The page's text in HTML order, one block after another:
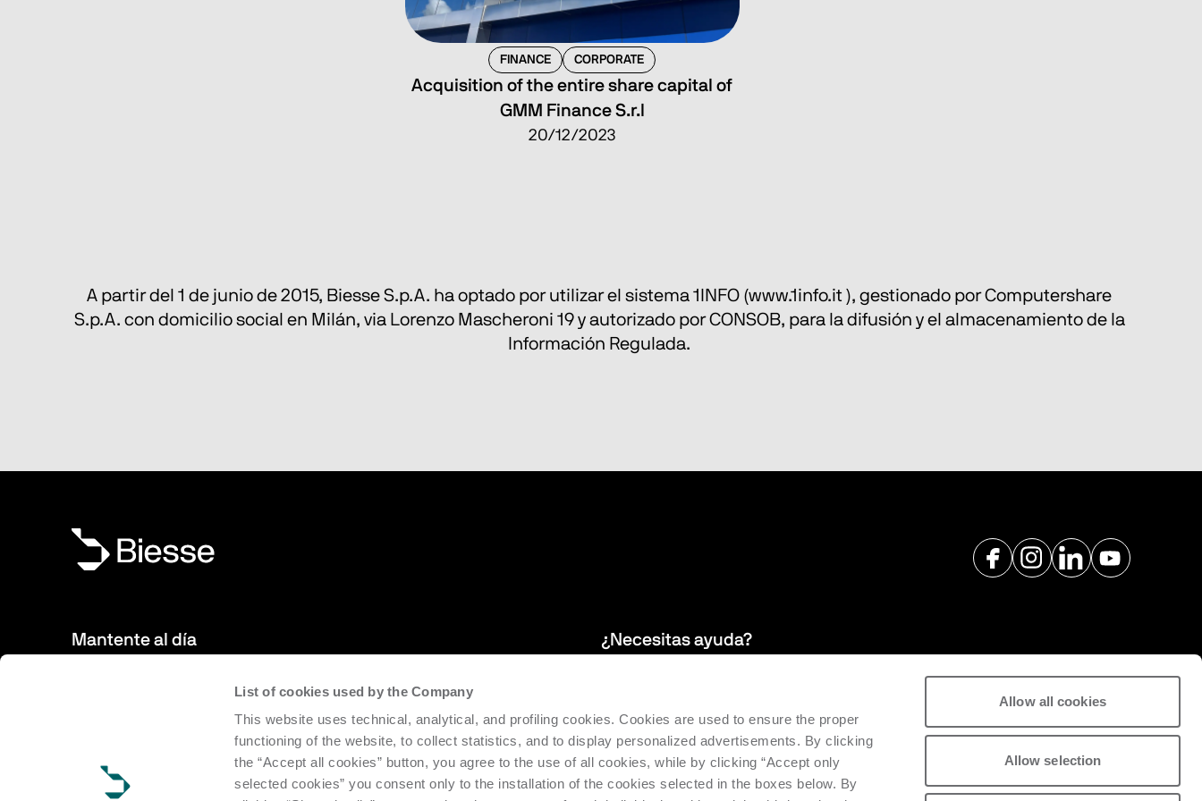
List of cookies used by the Company
This website uses technical, analytical, and profiling cookies. Cookies are used to ensure the proper
functioning of the website, to collect statistics, and to display personalized advertisements. By clicking
the “Accept all cookies” button, you agree to the use of all cookies, while by clicking “Accept only
selected cookies” you consent only to the installation of the cookies selected in the boxes below. By
Allow all cookies
Allow selection
FINANCE CORPORATE
Acquisition of the entire share capital of
GMM Finance S.r.l
20/12/2023
A partir del 1 de junio de 2015, Biesse S.p.A. ha optado por utilizar el sistema 1INFO (www.1info.it ), gestionado por Computershare
S.p.A. con domicilio social en Milán, via Lorenzo Mascheroni 19 y autorizado por CONSOB, para la difusión y el almacenamiento de la
Información Regulada.
Mantente al día
estar al día de las novedades del mundo de Biesse.
Ve a la suscripción
¿Necesitas ayuda?
facilitar la eficiencia y productividad de la maquinaria instalada.
Solicita asistencia